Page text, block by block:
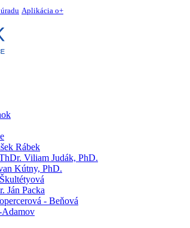
Aplikácia o+
Rábek
Viliam Judák, PhD.
Kútny, PhD.
Ján Packa
- Beňová